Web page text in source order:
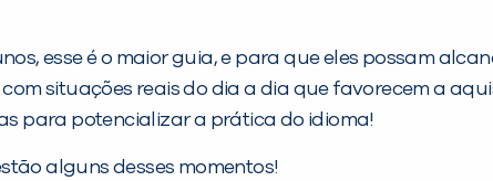
esse é o maior guia, e para que eles possam
situações reais do dia a dia que favorecem a
para potencializar a prática do idioma!
alguns desses momentos!